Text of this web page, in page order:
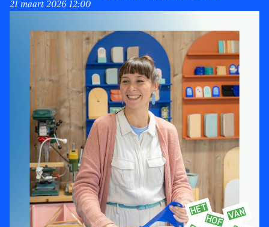
21 maart 2026 12:00